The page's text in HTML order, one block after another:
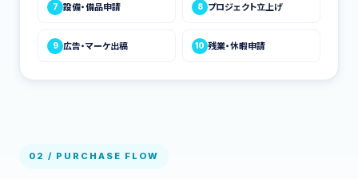
7 設備・備品申請 8 プロジェクト立上げ
9 広告・マーケ出稿 10 残業・休暇申請
02 / PURCHASE FLOW